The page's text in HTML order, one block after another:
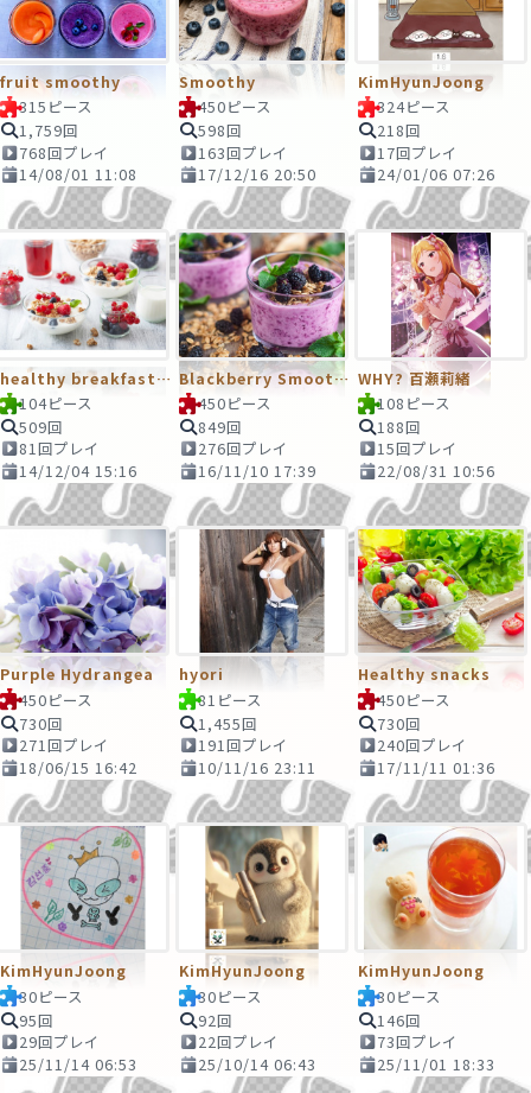
fruit smoothy
315ピース
1,759回
768回プレイ
14/08/01 11:08
Smoothy
450ピース
598回
163回プレイ
17/12/16 20:50
KimHyunJoong
324ピース
218回
17回プレイ
24/01/06 07:26
healthy breakfast with yogurt and granola
104ピース
509回
81回プレイ
14/12/04 15:16
Blackberry Smoothy
450ピース
849回
276回プレイ
16/11/10 17:39
WHY? 百瀬莉緒
108ピース
188回
15回プレイ
22/08/31 10:56
Purple Hydrangea
450ピース
730回
271回プレイ
18/06/15 16:42
hyori
81ピース
1,455回
191回プレイ
10/11/16 23:11
Healthy snacks
450ピース
730回
240回プレイ
17/11/11 01:36
KimHyunJoong
30ピース
95回
29回プレイ
25/11/14 06:53
KimHyunJoong
30ピース
92回
22回プレイ
25/10/14 06:43
KimHyunJoong
30ピース
146回
73回プレイ
25/11/01 18:33